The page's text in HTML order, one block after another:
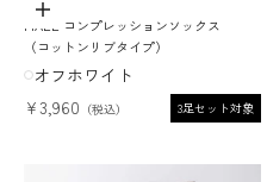
オプションを選択
MAEÉ コンプレッションソックス
（コットンリブタイプ）
オフホワイト
セール価格
¥3,960 3足セット対象